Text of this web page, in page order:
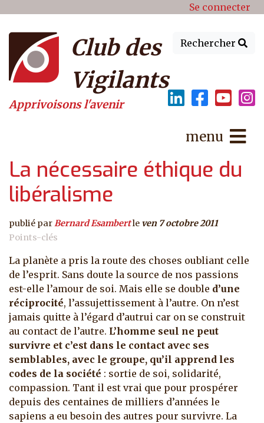
Menu du compte de Se connecter
Rechercher
Club des
Vigilants
Apprivoisons l'avenir
menu
La nécessaire éthique du
libéralisme
publié parBernard Esambertle ven 7 octobre 2011
Points-clés
La planète a pris la route des choses oubliant celle
de l’esprit. Sans doute la source de nos passions
est-elle l’amour de soi. Mais elle se double d’une
réciprocité, l’assujettissement à l’autre. On n’est
jamais quitte à l’égard d’autrui car on se construit
au contact de l’autre. L’homme seul ne peut
survivre et c’est dans le contact avec ses
semblables, avec le groupe, qu’il apprend les
codes de la société : sortie de soi, solidarité,
compassion. Tant il est vrai que pour prospérer
depuis des centaines de milliers d’années le
sapiens a eu besoin des autres pour survivre. La